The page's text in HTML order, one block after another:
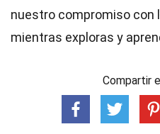
nuestro compromiso con
mientras exploras y
Compartir